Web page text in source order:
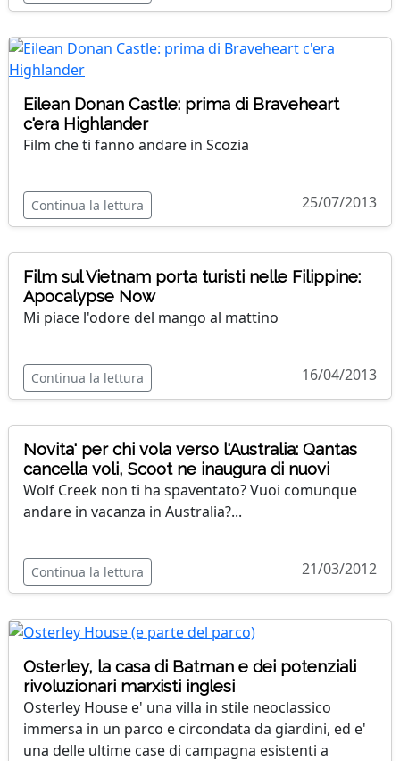
Eilean Donan Castle: prima di Braveheart
c'era Highlander
Film che ti fanno andare in Scozia
Continua la lettura 25/07/2013
Film sul Vietnam porta turisti nelle Filippine:
Apocalypse Now
Mi piace l'odore del mango al mattino
Continua la lettura 16/04/2013
Novita' per chi vola verso l'Australia: Qantas
cancella voli, Scoot ne inaugura di nuovi
Wolf Creek non ti ha spaventato? Vuoi comunque
andare in vacanza in Australia?...
Continua la lettura 21/03/2012
Osterley, la casa di Batman e dei potenziali
rivoluzionari marxisti inglesi
Osterley House e' una villa in stile neoclassico
immersa in un parco e circondata da giardini, ed e'
una delle ultime case di campagna esistenti a